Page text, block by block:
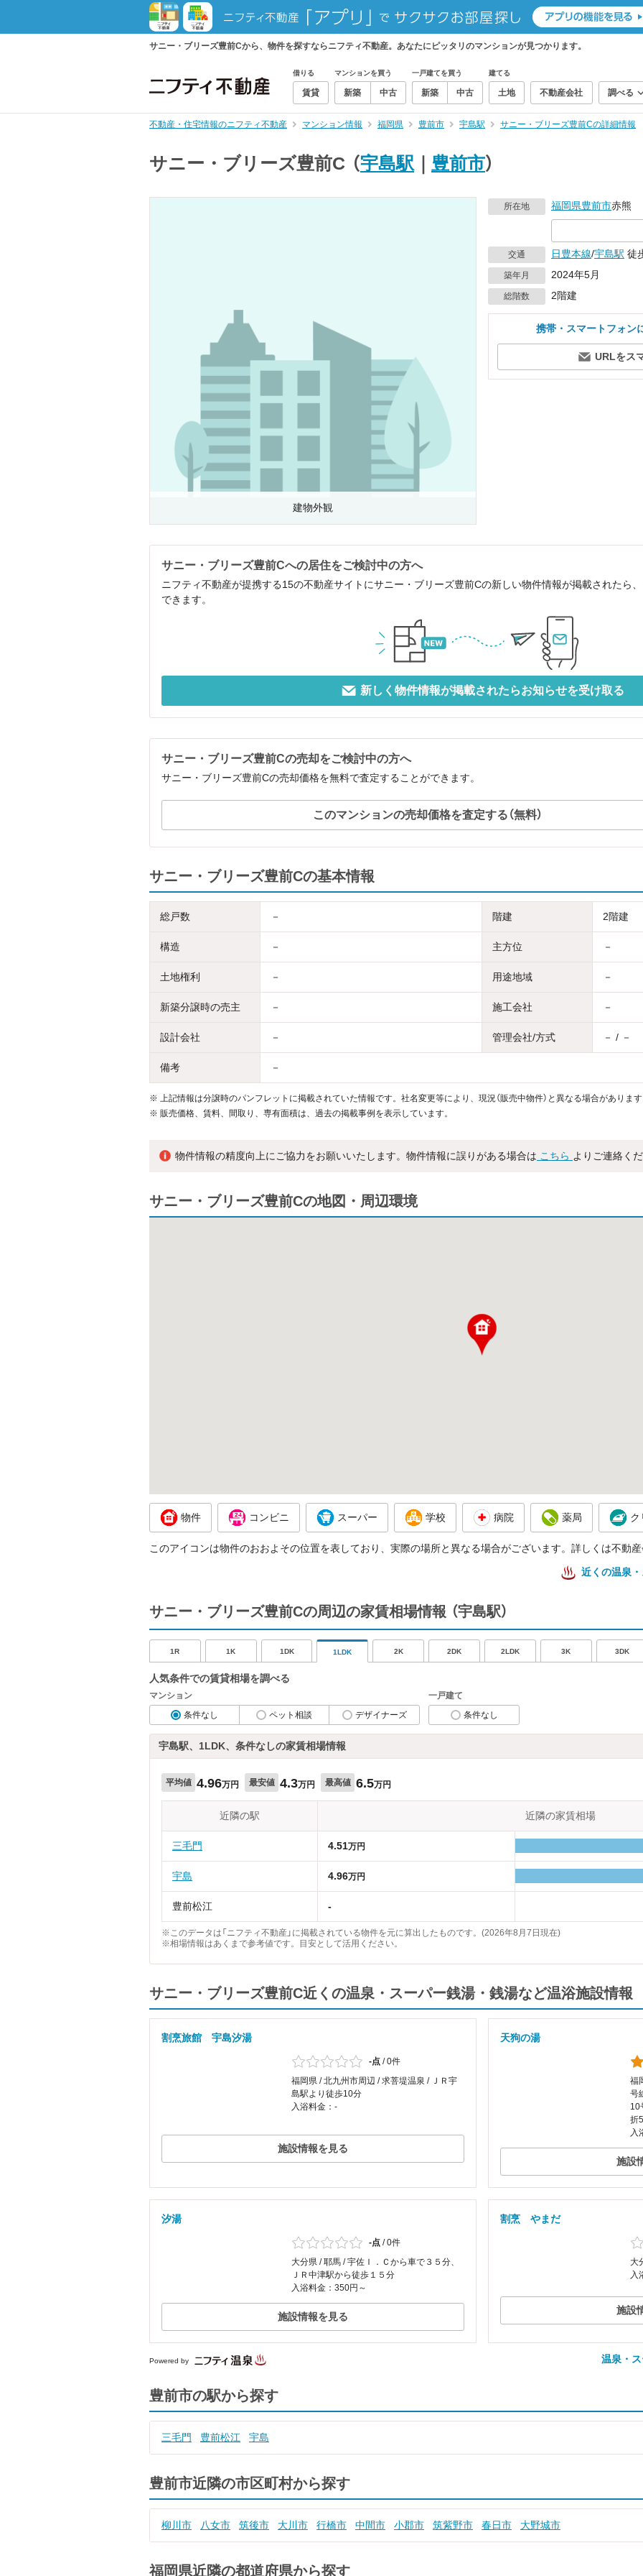
サニー・ブリーズ豊前Cから、物件を探すならニフティ不動産。あなたにピッタリのマンションが見つかります。
借りる
賃貸
マンションを買う
新築 中古
一戸建てを買う
新築 中古
建てる
土地 不動産会社 調べる
不動産・住宅情報のニフティ不動産 マンション情報 福岡県 豊前市 宇島駅 サニー・ブリーズ豊前Cの詳細情報
サニー・ブリーズ豊前C （宇島駅 豊前市）
建物外観
所在地 福岡県豊前市赤熊
交通 日豊本線/宇島駅 徒
築年月 2024年5月
総階数 2階建
携帯・スマートフォン
URLをス
サニー・ブリーズ豊前Cへの居住をご検討中の方へ
ニフティ不動産が提携する15の不動産サイトにサニー・ブリーズ豊前Cの新しい物件情報が掲載されたら
できます。
新しく物件情報が掲載されたらお知らせを受け取る
サニー・ブリーズ豊前Cの売却をご検討中の方へ
サニー・ブリーズ豊前Cの売却価格を無料で査定することができます。
このマンションの売却価格を査定する（無料）
サニー・ブリーズ豊前Cの基本情報
総戸数 － 階建 2階建
構造 － 主方位 －
土地権利 － 用途地域 －
新築分譲時の売主 － 施工会社 －
設計会社 － 管理会社/方式 － / －
備考 －
※
上記情報は分譲時のパンフレットに掲載されていた情報です。社名変更等により、現況（販売中物件）と異なる場合があります
※ 販売価格、賃料、間取り、専有面積は、過去の掲載事例を表示しています。
物件情報の精度向上にご協力をお願いいたします。物件情報に誤りがある場合は こちら よりご連絡くだ
サニー・ブリーズ豊前Cの地図・周辺環境
物件 コンビニ スーパー 学校 病院 薬局 ク
このアイコンは物件のおおよその位置を表しており、実際の場所と異なる場合がございます。詳しくは不動産
近くの温泉
サニー・ブリーズ豊前Cの周辺の家賃相場情報 （宇島駅）
1R 1K 1DK 1LDK 2K 2DK 2LDK 3K 3DK
人気条件での賃貸相場を調べる
マンション
条件なし
ペット相談 デザイナーズ
一戸建て
条件なし
宇島駅、1LDK、条件なしの家賃相場情報
平均値 4.96万円 最安値 4.3万円 最高値 6.5万円
近隣の駅 近隣の家賃相場
三毛門 4.51万円
宇島 4.96万円
豊前松江 -
※このデータは「ニフティ不動産」に掲載されている物件を元に算出したものです。(2026年8月7日現在)
※相場情報はあくまで参考値です。目安として活用ください。
サニー・ブリーズ豊前C近くの温泉・スーパー銭湯・銭湯など温浴施設情報
割烹旅館 宇島汐湯
-点 /0件
福岡県 / 北九州市周辺 / 求菩堤温泉 / ＪＲ宇
島駅より徒歩10分
入浴料金：-
施設情報を見る
天狗の湯
福
号
10
折
入
施設
汐湯
-点 /0件
大分県 / 耶馬 / 宇佐Ｉ．Ｃから車で３５分、
ＪＲ中津駅から徒歩１５分
入浴料金：350円～
施設情報を見る
割烹 やまだ
大
入
施設
Powered by 温泉・
豊前市の駅から探す
三毛門 豊前松江 宇島
豊前市近隣の市区町村から探す
柳川市 八女市 筑後市 大川市 行橋市 中間市 小郡市 筑紫野市 春日市 大野城市
福岡県近隣の都道府県から探す